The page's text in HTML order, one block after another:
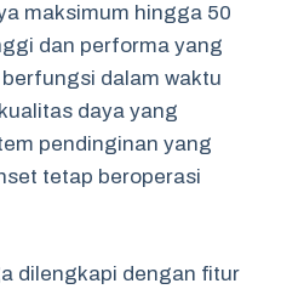
maksimum hingga 50
dan performa yang
dalam waktu
daya yang
pendinginan yang
tetap beroperasi
dilengkapi dengan fitur